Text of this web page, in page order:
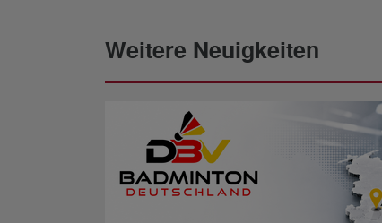
Weitere Neuigkeiten